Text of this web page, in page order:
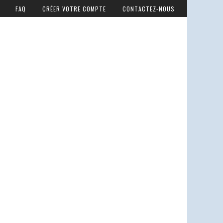
FAQ CRÉER VOTRE COMPTE CONTACTEZ-NOUS